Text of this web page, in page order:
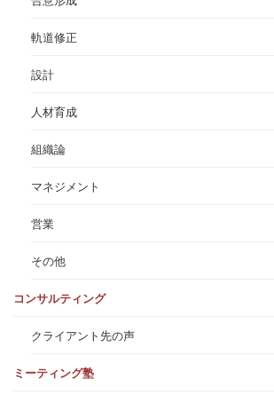
軌道修正
設計
人材育成
組織論
マネジメント
営業
その他
コンサルティング
クライアント先の声
ミーティング塾